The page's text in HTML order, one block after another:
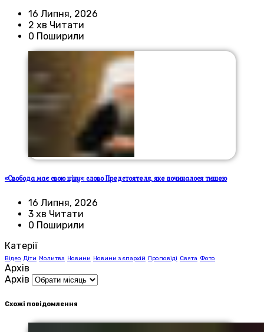
16 Липня, 2026
2 хв Читати
0 Поширили
«Свобода має свою ціну»: слово Предстоятеля, яке починалося тишею
16 Липня, 2026
3 хв Читати
0 Поширили
Катерії
Відео Діти Молитва Новини Новини з єпархій Проповіді Свята Фото
Архів
Архів
Схожі повідомлення